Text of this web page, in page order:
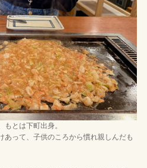
とは下町出身。
あって、子供のころから慣れ親しんだも